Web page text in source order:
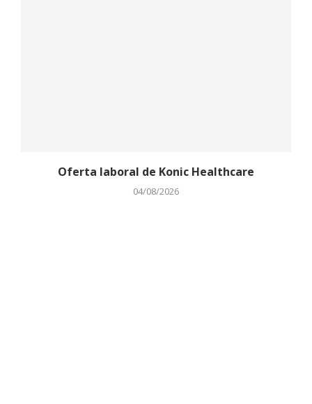
Oferta laboral de Konic Healthcare
04/08/2026